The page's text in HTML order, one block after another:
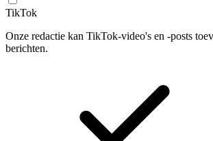
TikTok
Onze redactie kan TikTok-video's en -posts
berichten.